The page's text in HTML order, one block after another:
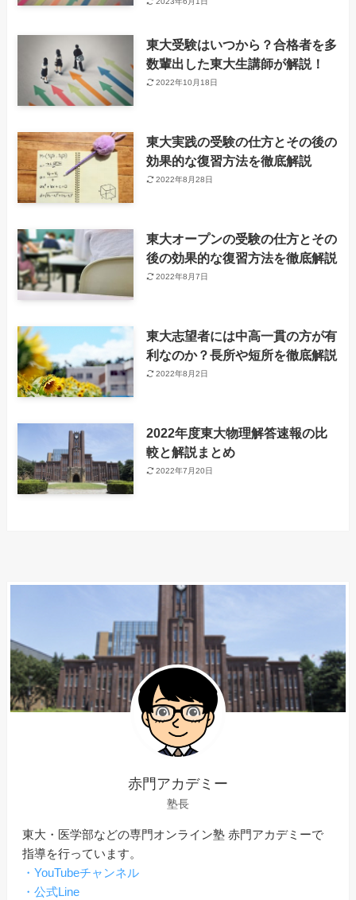
東大受験はいつから？合格者を多
数輩出した東大生講師が解説！
2022年10月18日
東大実践の受験の仕方とその後の
効果的な復習方法を徹底解説
2022年8月28日
東大オープンの受験の仕方とその
後の効果的な復習方法を徹底解説
2022年8月7日
東大志望者には中高一貫の方が有
利なのか？長所や短所を徹底解説
2022年8月2日
2022年度東大物理解答速報の比
較と解説まとめ
2022年7月20日
赤門アカデミー
塾長
東大・医学部などの専門オンライン塾 赤門アカデミーで
指導を行っています。
・YouTubeチャンネル
・公式Line